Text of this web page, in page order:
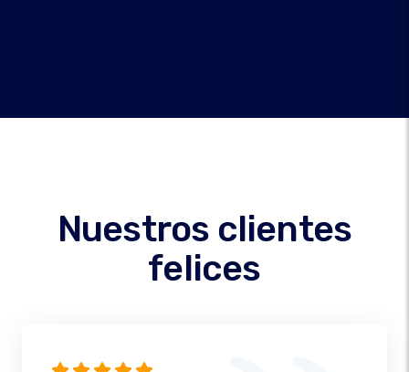
Nuestros clientes
felices